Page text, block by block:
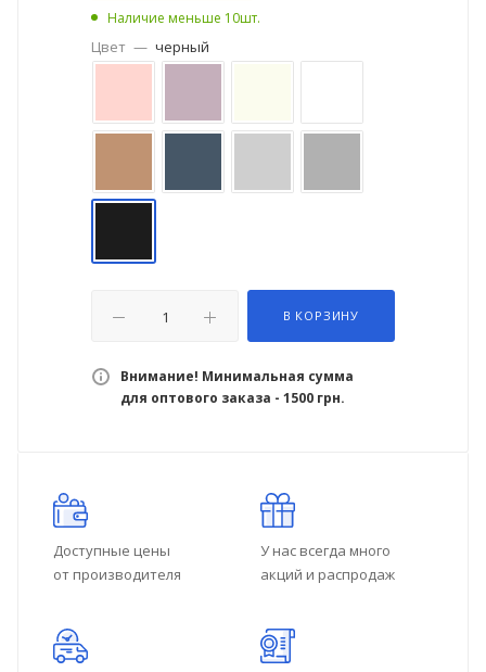
Наличие меньше 10шт.
Цвет — черный
В КОРЗИНУ
Внимание! Минимальная сумма
для оптового заказа - 1500 грн.
Доступные цены
от производителя
У нас всегда много
акций и распродаж